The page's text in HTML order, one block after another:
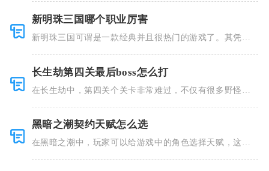
新明珠三国哪个职业厉害
新明珠三国可谓是一款经典并且很热门的游戏了。其凭借
长生劫第四关最后boss怎么打
在长生劫中，第四关个关卡非常难过，不仅有很多野怪，
黑暗之潮契约天赋怎么选
在黑暗之潮中，玩家可以给游戏中的角色选择天赋，这些